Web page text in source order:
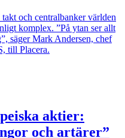
och centralbanker världen
komplex. ”På ytan ser allt
säger Mark Andersen, chef
till Placera.
aktier:
och artärer”